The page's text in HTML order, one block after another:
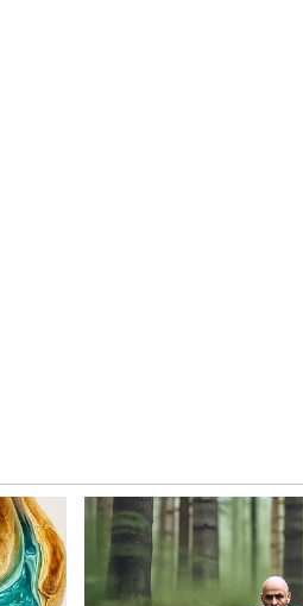
తమిళనాడు నంబర్ ప్లేట్లు
పేర్కొంది. ఆ తర్వాత గొడవ
చెప్పుతో బదులిచ్చిన మహిళ..